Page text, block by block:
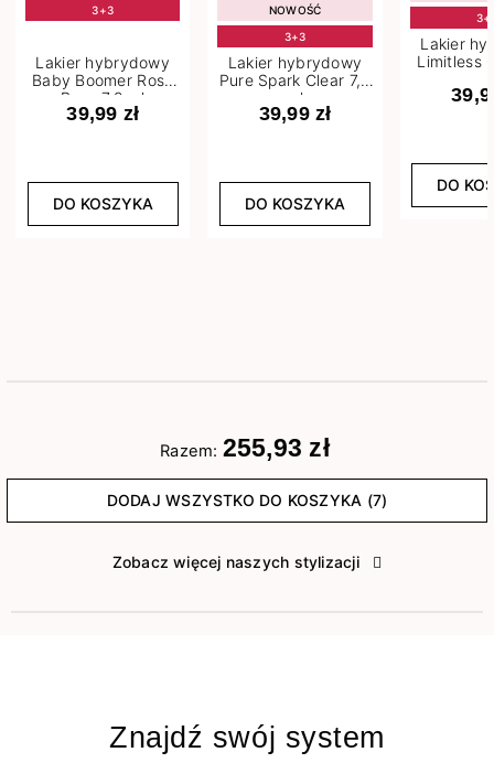
3+3
Lakier hybrydowy
Baby Boomer Rose
Base 7,2 ml
39,99 zł
DO KOSZYKA
NOWOŚĆ
3+3
Lakier hybrydowy
Pure Spark Clear 7,2
ml
39,99 zł
DO KOSZYKA
Lakier
Limitless
DO
Razem: 255,93 zł
DODAJ WSZYSTKO DO KOSZYKA (7)
Zobacz więcej naszych stylizacji
Znajdź swój system